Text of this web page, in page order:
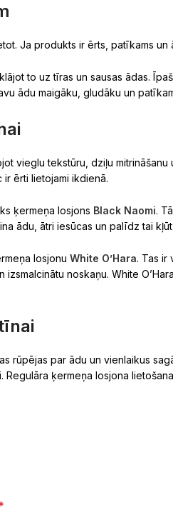
Ja produkts ir ērts, patīkams
to uz tīras un sausas ādas.
ādu maigāku, gludāku un
vieglu tekstūru, dziļu mitrināšanu
ērti lietojami ikdienā.
ķermeņa losjons Black Naomi.
ādu, ātri iesūcas un palīdz tai
losjonu White O’Hara. Tas ir
noskaņu. White
rūpējas par ādu un vienlaikus
ķermeņa losjona